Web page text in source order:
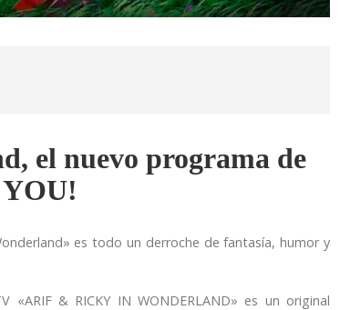
el nuevo programa de
es todo un derroche de fantasía, humor y
& RICKY IN WONDERLAND» es un original